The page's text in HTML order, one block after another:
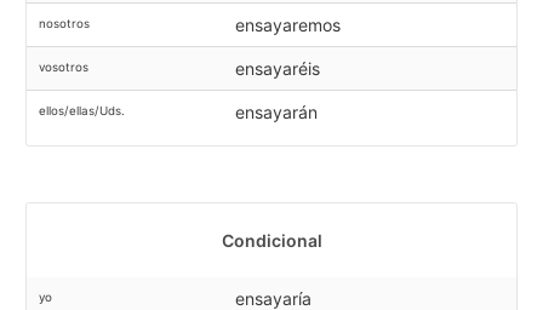
nosotros ensayaremos
vosotros ensayaréis
ellos/ellas/Uds. ensayarán
Condicional
yo ensayaría